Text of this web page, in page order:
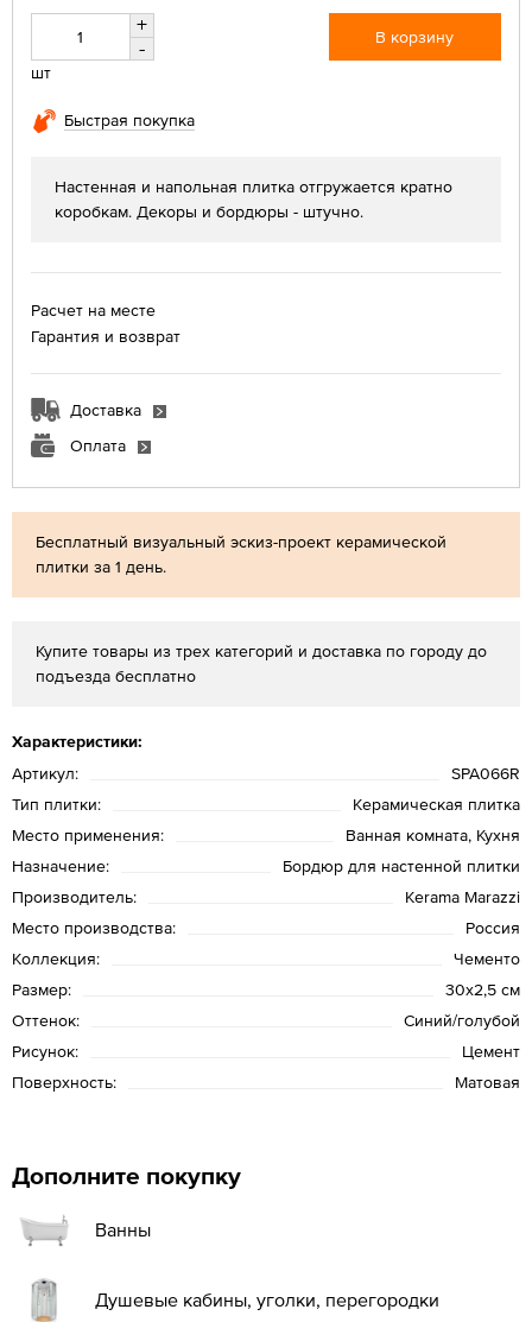
Бесплатный визуальный эскиз-проект керамической
плитки за 1 день.
Купите товары из трех категорий и доставка по городу до
подъезда бесплатно
Характеристики:
Артикул:
SPA066R
Тип плитки:
Керамическая плитка
Место применения:
Ванная комната, Кухня
Назначение:
Бордюр для настенной плитки
Производитель:
Kerama Marazzi
Место производства:
Россия
Коллекция:
Чементо
Размер:
30х2,5 см
Оттенок:
Синий/голубой
Рисунок:
Цемент
Поверхность:
Матовая
+
-
шт
В корзину
Быстрая покупка
Настенная и напольная плитка отгружается кратно
коробкам. Декоры и бордюры - штучно.
Расчет на месте
Гарантия и возврат
Доставка
Оплата
Дополните покупку
Ванны
Душевые кабины, уголки, перегородки